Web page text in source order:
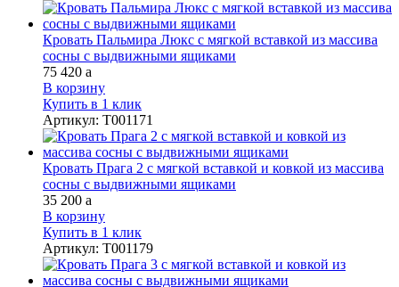
Кровать Пальмира Люкс с мягкой вставкой из массива
сосны с выдвижными ящиками
75 420 a
В корзину
Купить в 1 клик
Артикул: Т001171
Кровать Прага 2 с мягкой вставкой и ковкой из массива
сосны с выдвижными ящиками
35 200 a
В корзину
Купить в 1 клик
Артикул: Т001179